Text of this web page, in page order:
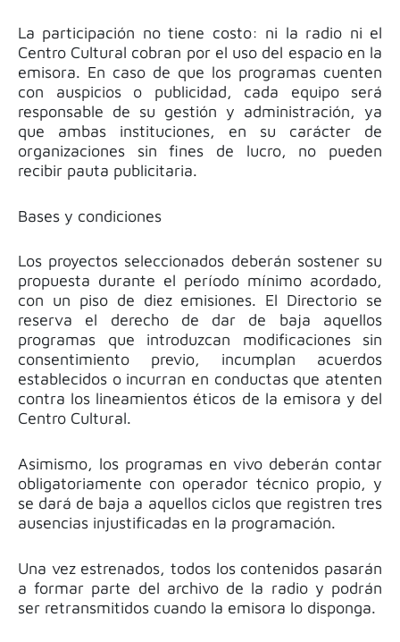
La participación no tiene costo: ni la radio ni el
Centro Cultural cobran por el uso del espacio en la
emisora. En caso de que los programas cuenten
con auspicios o publicidad, cada equipo será
responsable de su gestión y administración, ya
que ambas instituciones, en su carácter de
organizaciones sin fines de lucro, no pueden
recibir pauta publicitaria.
Bases y condiciones
Los proyectos seleccionados deberán sostener su
propuesta durante el período mínimo acordado,
con un piso de diez emisiones. El Directorio se
reserva el derecho de dar de baja aquellos
programas que introduzcan modificaciones sin
consentimiento previo, incumplan acuerdos
establecidos o incurran en conductas que atenten
contra los lineamientos éticos de la emisora y del
Centro Cultural.
Asimismo, los programas en vivo deberán contar
obligatoriamente con operador técnico propio, y
se dará de baja a aquellos ciclos que registren tres
ausencias injustificadas en la programación.
Una vez estrenados, todos los contenidos pasarán
a formar parte del archivo de la radio y podrán
ser retransmitidos cuando la emisora lo disponga.